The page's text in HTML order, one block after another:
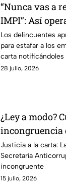
“Nunca vas a
IMPI”: Así
“renovar tu
para
Los delincuentes
para estafar a los
carta notificándoles
su marca.
28 julio, 2026
¿Ley a modo?
incongruencia
Femexfut
Justicia a la carta:
Secretaría
incongruente
15 julio, 2026